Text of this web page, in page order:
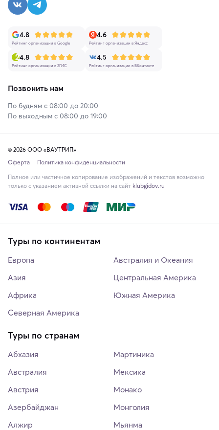
4.8
Рейтинг организации в Google
4.6
Рейтинг организации в Яндекс
4.8
Рейтинг организации в 2ГИС
4.5
Рейтинг организации в ВКонтакте
Позвонить нам
По будням с 08:00 до 20:00
По выходным с 08:00 до 19:00
© 2026 ООО «ВАУТРИП»
Оферта
Политика конфиденциальности
Полное или частичное копирование изображений и текстов возможно
только с указанием активной ссылки на сайт klubgidov.ru
Туры по континентам
Европа
Азия
Африка
Северная Америка
Австралия и Океания
Центральная Америка
Южная Америка
Туры по странам
Абхазия
Австралия
Австрия
Азербайджан
Алжир
Мартиника
Мексика
Монако
Монголия
Мьянма